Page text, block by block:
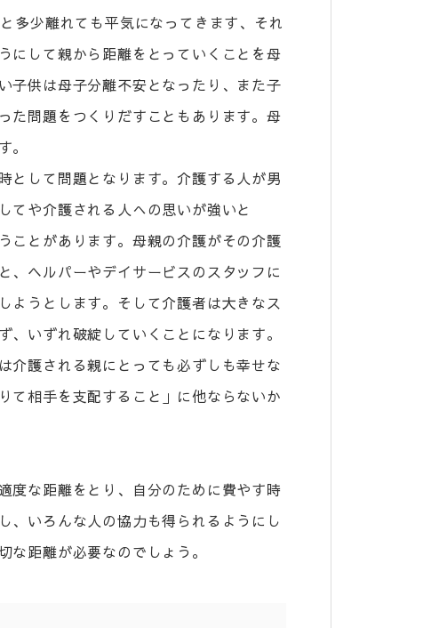
多少離れても平気になってきます、それ
にして親から距離をとっていくことを母
子供は母子分離不安となったり、また子
た問題をつくりだすこともあります。母
。
して問題となります。介護する人が男
てや介護される人への思いが強いと
とがあります。母親の介護がその介護
、ヘルパーやデイサービスのスタッフに
ようとします。そして介護者は大きなス
いずれ破綻していくことになります。
介護される親にとっても必ずしも幸せな
て相手を支配すること」に他ならないか
度な距離をとり、自分のために費やす時
、いろんな人の協力も得られるようにし
距離が必要なのでしょう。